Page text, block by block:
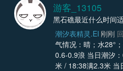
游客_13105
黑石礁最近什么时间
潮汐表精灵.EI 刚刚
气情况：晴；水28°
0.6-0.9浪 当日潮汐
米 / 18:38满2.3米 当